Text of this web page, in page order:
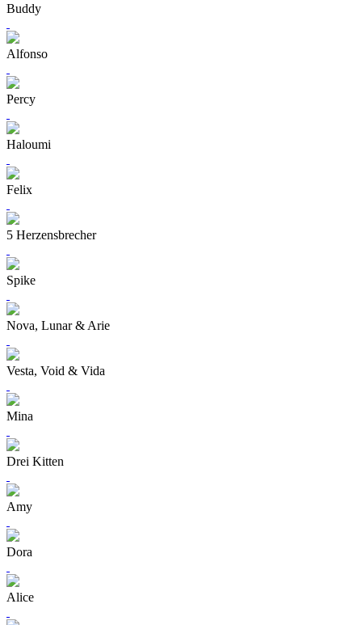
Buddy
Alfonso
Percy
Haloumi
Felix
5 Herzensbrecher
Spike
Nova, Lunar & Arie
Vesta, Void & Vida
Mina
Drei Kitten
Amy
Dora
Alice